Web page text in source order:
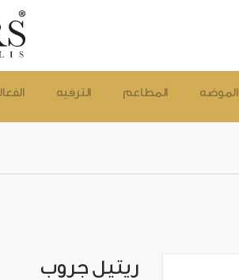
الترفيه المطاعم الموضه
ريتيل جروب